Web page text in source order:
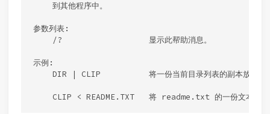
    到其他程序中。
参数列表:
    /?                  显示此帮助消息。
示例:
DIR | CLIP          将一份当前目录列表的副本放入